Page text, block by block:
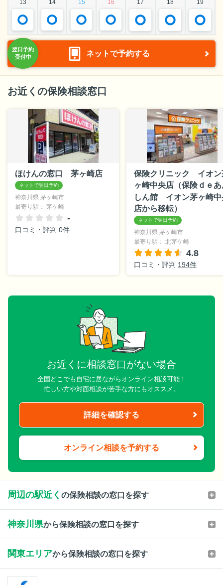
13 14 15 16 17 18 19
ネットで予約する
お近くの保険相談窓口
ほけんの窓口 茅ヶ崎店
神奈川県 茅ヶ崎市
最寄り駅： 茅ケ崎
-
口コミ・評判 0件
保険クリニック イオン
ヶ崎中央店（保険ｄｅあ
しん館 イオン茅ヶ崎中
店から移転）
神奈川県 茅ヶ崎市
最寄り駅： 北茅ケ崎
4.8
口コミ・評判 194件
お近くに相談窓口がない場合
全国どこでも自宅に居ながらオンライン相談可能！
忙しい方や対面相談が苦手な方にもオススメ。
詳細を確認する
オンライン相談を予約する
周辺の駅近く の保険相談の窓口を探す
神奈川県から保険相談の窓口を探す
関東エリアから保険相談の窓口を探す